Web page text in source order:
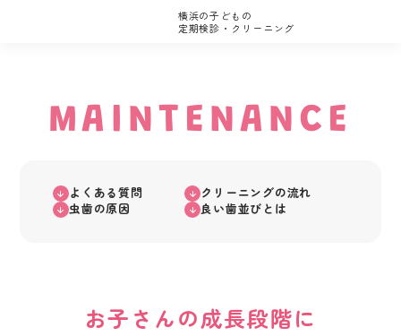
横浜の子どもの
定期検診・クリーニング
MAINTENANCE
よくある質問
クリーニングの流れ
虫歯の原因
良い歯並びとは
お子さんの成長段階に